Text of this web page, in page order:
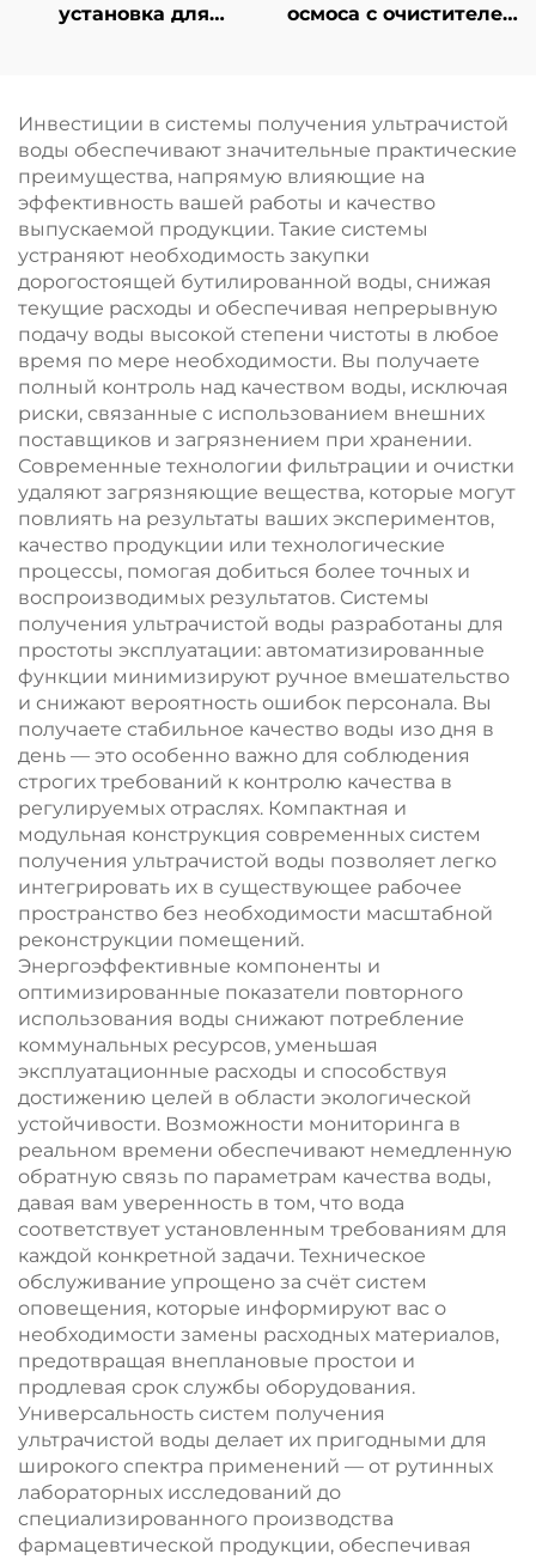
установка для
оборудование для
опреснения,
установка для
очистки грунтовых
вод из скважин
методом обратного
осмоса
осмоса с очистителем
очистки воды,
фильтрационная
система для
питьевой воды в
фермерских домах
Инвестиции в системы получения ультрачистой
воды обеспечивают значительные практические
преимущества, напрямую влияющие на
эффективность вашей работы и качество
выпускаемой продукции. Такие системы
устраняют необходимость закупки
дорогостоящей бутилированной воды, снижая
текущие расходы и обеспечивая непрерывную
подачу воды высокой степени чистоты в любое
время по мере необходимости. Вы получаете
полный контроль над качеством воды, исключая
риски, связанные с использованием внешних
поставщиков и загрязнением при хранении.
Современные технологии фильтрации и очистки
удаляют загрязняющие вещества, которые могут
повлиять на результаты ваших экспериментов,
качество продукции или технологические
процессы, помогая добиться более точных и
воспроизводимых результатов. Системы
получения ультрачистой воды разработаны для
простоты эксплуатации: автоматизированные
функции минимизируют ручное вмешательство
и снижают вероятность ошибок персонала. Вы
получаете стабильное качество воды изо дня в
день — это особенно важно для соблюдения
строгих требований к контролю качества в
регулируемых отраслях. Компактная и
модульная конструкция современных систем
получения ультрачистой воды позволяет легко
интегрировать их в существующее рабочее
пространство без необходимости масштабной
реконструкции помещений.
Энергоэффективные компоненты и
оптимизированные показатели повторного
использования воды снижают потребление
коммунальных ресурсов, уменьшая
эксплуатационные расходы и способствуя
достижению целей в области экологической
устойчивости. Возможности мониторинга в
реальном времени обеспечивают немедленную
обратную связь по параметрам качества воды,
давая вам уверенность в том, что вода
соответствует установленным требованиям для
каждой конкретной задачи. Техническое
обслуживание упрощено за счёт систем
оповещения, которые информируют вас о
необходимости замены расходных материалов,
предотвращая внеплановые простои и
продлевая срок службы оборудования.
Универсальность систем получения
ультрачистой воды делает их пригодными для
широкого спектра применений — от рутинных
лабораторных исследований до
специализированного производства
фармацевтической продукции, обеспечивая